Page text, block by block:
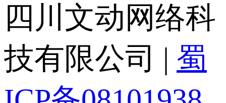
四川文动网络科
技有限公司 | 蜀